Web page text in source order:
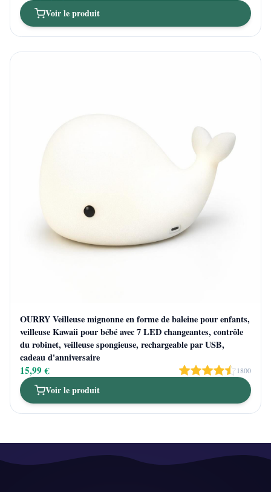
Voir le produit
OURRY Veilleuse mignonne en forme de baleine pour enfants,
veilleuse Kawaii pour bébé avec 7 LED changeantes, contrôle
du robinet, veilleuse spongieuse, rechargeable par USB,
cadeau d'anniversaire
15,99 € 1800
Voir le produit